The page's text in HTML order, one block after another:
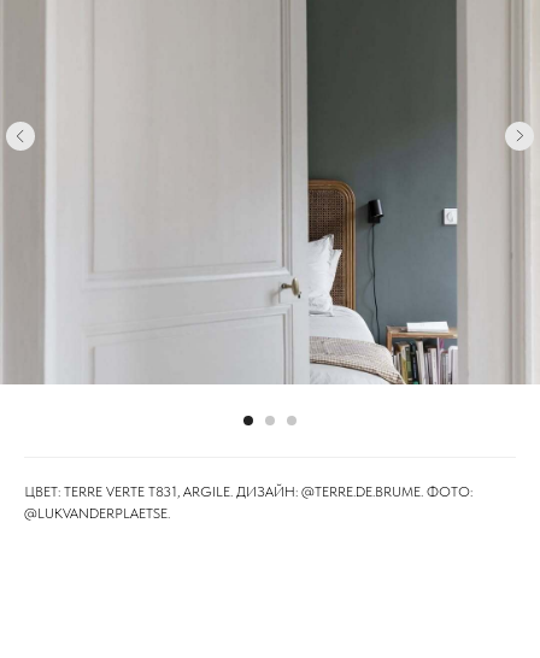
ЦВЕТ: TERRE VERTE T831, ARGILE. ДИЗАЙН: @TERRE.DE.BRUME⁠. ФОТО:
@LUKVANDERPLAETSE⁠.